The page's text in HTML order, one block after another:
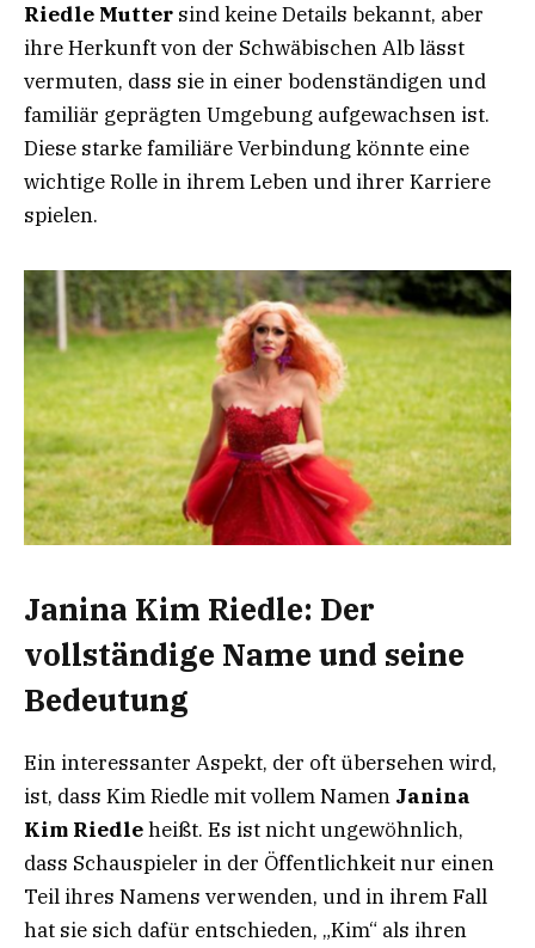
Riedle Mutter sind keine Details bekannt, aber
ihre Herkunft von der Schwäbischen Alb lässt
vermuten, dass sie in einer bodenständigen und
familiär geprägten Umgebung aufgewachsen ist.
Diese starke familiäre Verbindung könnte eine
wichtige Rolle in ihrem Leben und ihrer Karriere
spielen.
Janina Kim Riedle: Der
vollständige Name und seine
Bedeutung
Ein interessanter Aspekt, der oft übersehen wird,
ist, dass Kim Riedle mit vollem Namen Janina
Kim Riedleheißt. Es ist nicht ungewöhnlich,
dass Schauspieler in der Öffentlichkeit nur einen
Teil ihres Namens verwenden, und in ihrem Fall
hat sie sich dafür entschieden, „Kim“ als ihren